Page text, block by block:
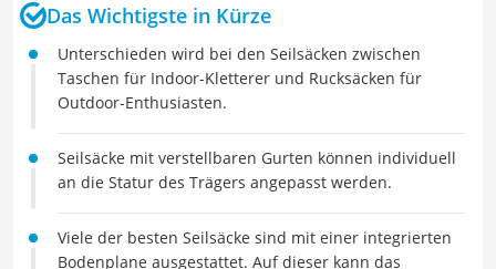
Das Wichtigste in Kürze
Unterschieden wird bei den Seilsäcken zwischen
Taschen für Indoor-Kletterer und Rucksäcken für
Outdoor-Enthusiasten.
Seilsäcke mit verstellbaren Gurten können individuell
an die Statur des Trägers angepasst werden.
Viele der besten Seilsäcke sind mit einer integrierten
Bodenplane ausgestattet. Auf dieser kann das